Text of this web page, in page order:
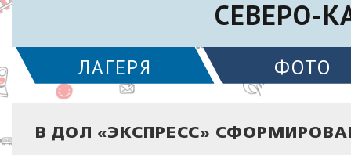
СЕВЕРО-
ЛАГЕРЯ ФОТО
В ДОЛ «ЭКСПРЕСС»